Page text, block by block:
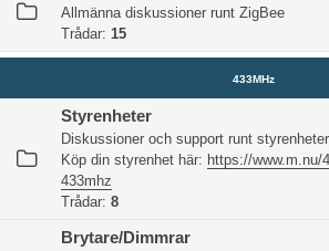
Allmänna diskussioner runt ZigBee
Trådar: 15
433MHz
Styrenheter
Diskussioner och support runt
Köp din styrenhet här: https://www.m.nu/
433mhz
Trådar: 8
Brytare/Dimmrar